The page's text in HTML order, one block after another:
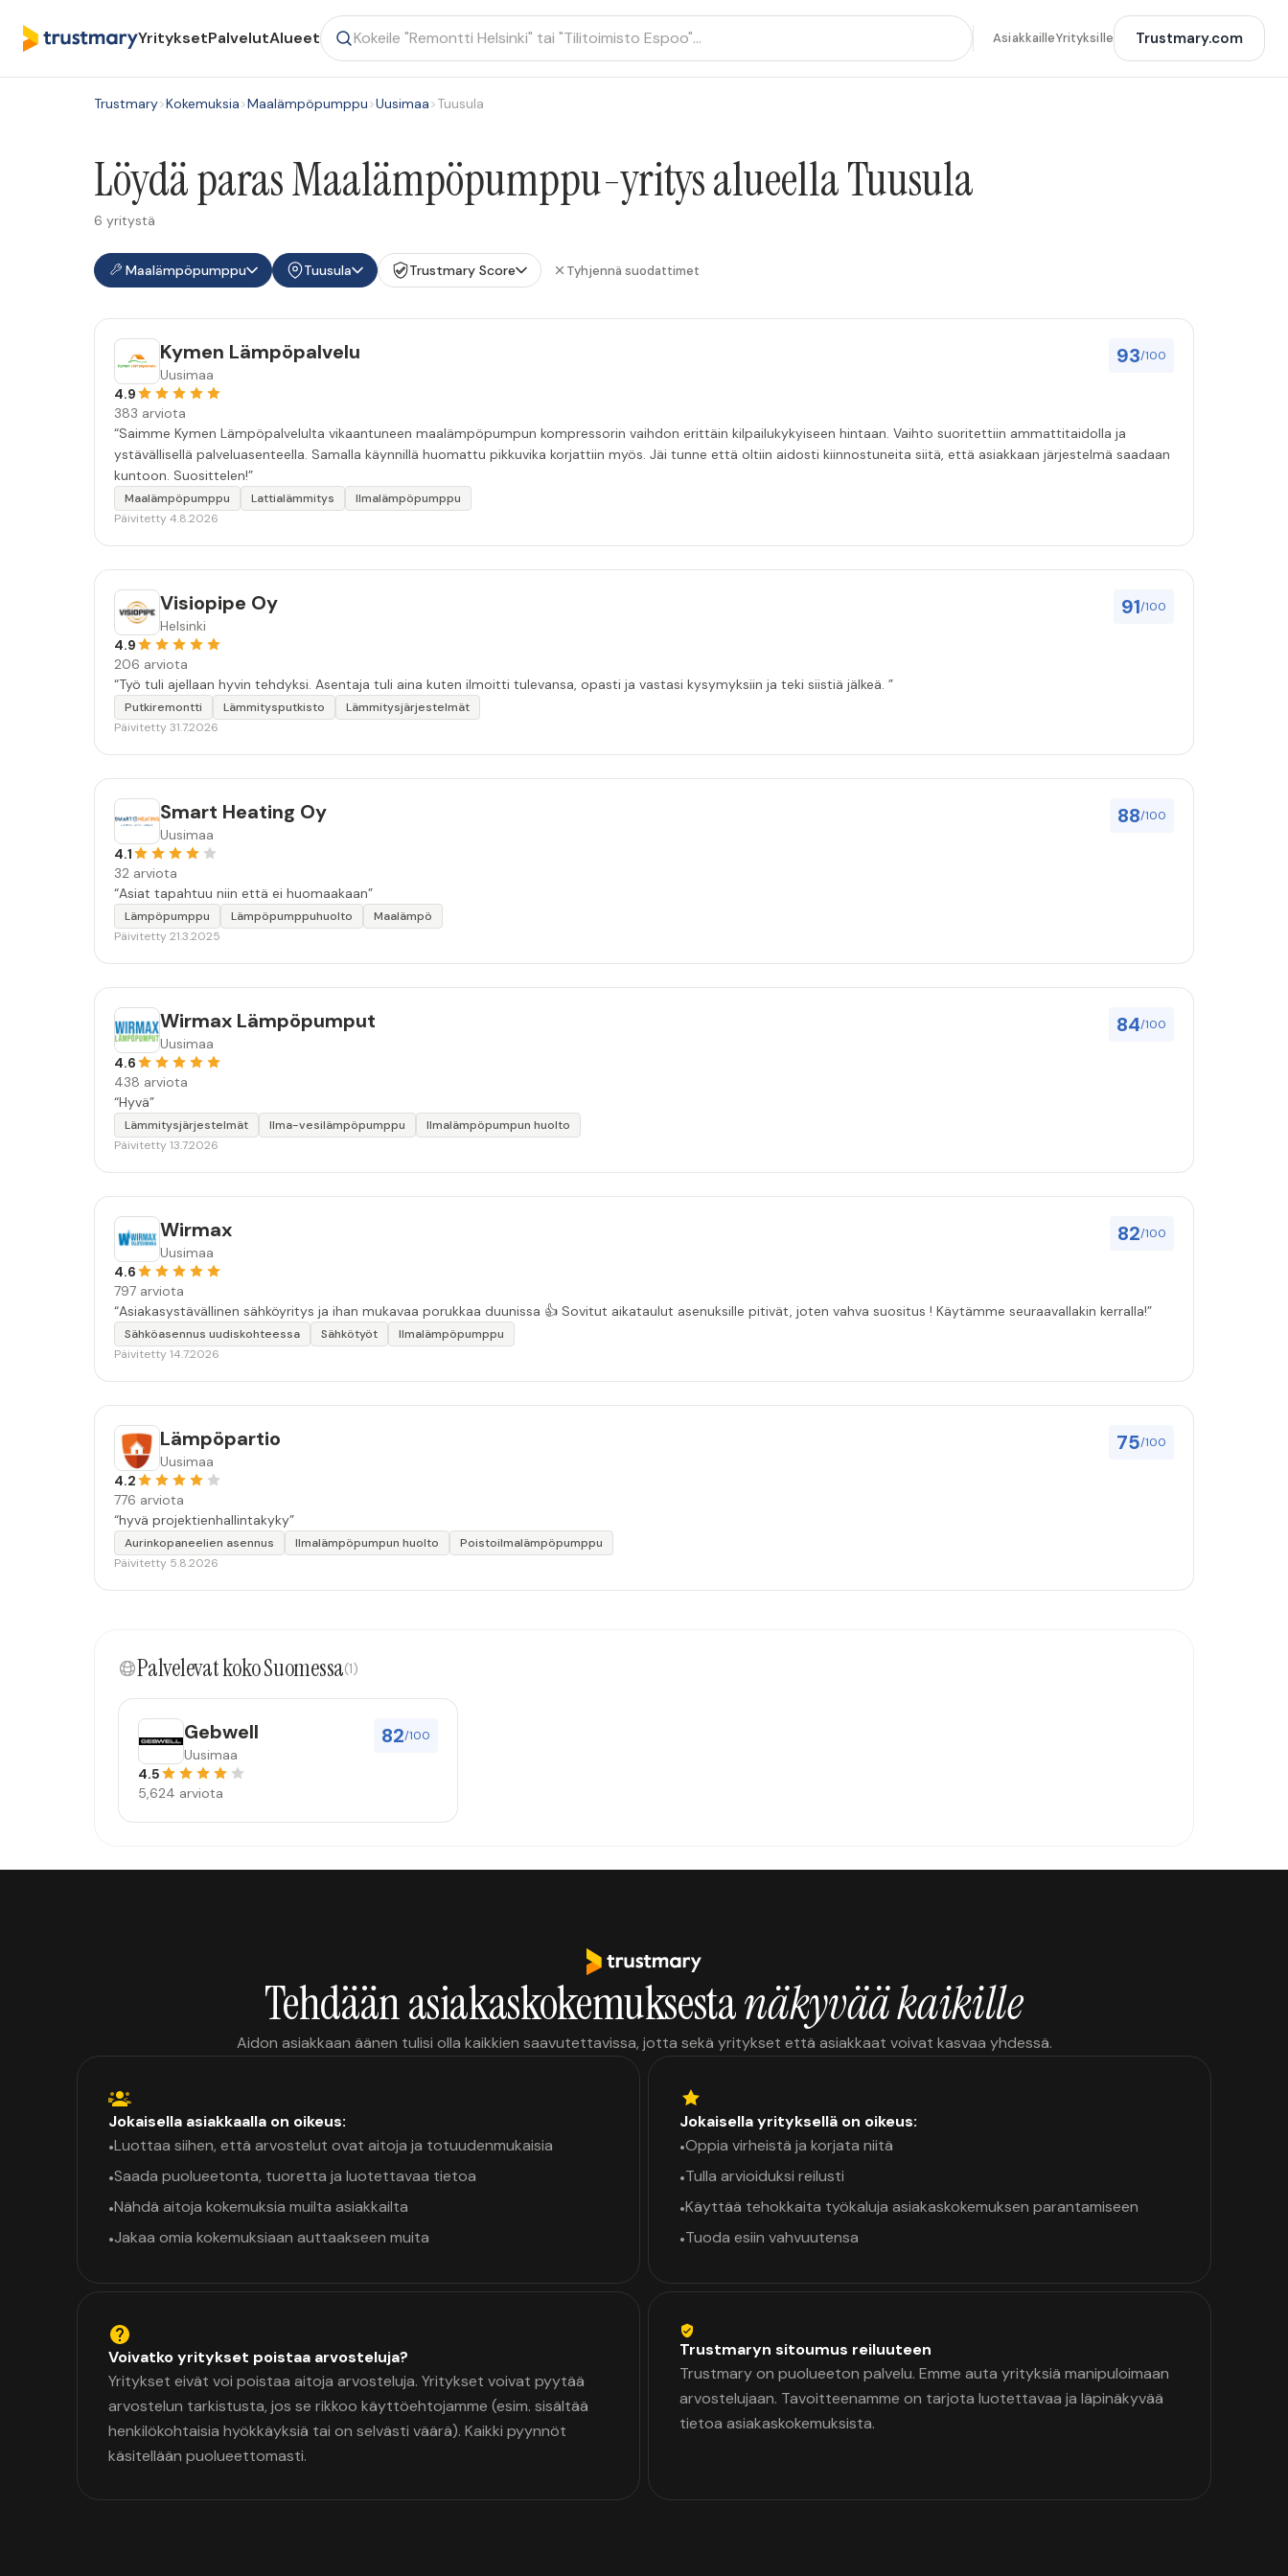
YrityksetPalvelutAlueet AsiakkailleYrityksille Trustmary.com
Trustmary>Kokemuksia>Maalämpöpumppu>Uusimaa>Tuusula
Löydä paras Maalämpöpumppu-yritys alueella Tuusula
6 yritystä
Maalämpöpumppu Tuusula Trustmary Score Tyhjennä suodattimet
93/100
Kymen Lämpöpalvelu
Uusimaa
4.9
383 arviota
“Saimme Kymen Lämpöpalvelulta vikaantuneen maalämpöpumpun kompressorin vaihdon erittäin kilpailukykyiseen hintaan. Vaihto suoritettiin ammattitaidolla ja
ystävällisellä palveluasenteella. Samalla käynnillä huomattu pikkuvika korjattiin myös. Jäi tunne että oltiin aidosti kiinnostuneita siitä, että asiakkaan järjestelmä saadaan
kuntoon. Suosittelen!”
Maalämpöpumppu Lattialämmitys
Ilmalämpöpumppu
Päivitetty 4.8.2026
91/100
Visiopipe Oy
Helsinki
4.9
206 arviota
“Työ tuli ajellaan hyvin tehdyksi. Asentaja tuli aina kuten ilmoitti tulevansa, opasti ja vastasi kysymyksiin ja teki siistiä jälkeä. ”
Putkiremontti Lämmitysputkisto
Lämmitysjärjestelmät
Päivitetty 31.7.2026
88/100
Smart Heating Oy
Uusimaa
4.1
32 arviota
“Asiat tapahtuu niin että ei huomaakaan”
Lämpöpumppu Lämpöpumppuhuolto
Maalämpö
Päivitetty 21.3.2025
84/100
Wirmax Lämpöpumput
Uusimaa
4.6
438 arviota
“Hyvä”
Lämmitysjärjestelmät Ilma-vesilämpöpumppu
Ilmalämpöpumpun huolto
Päivitetty 13.7.2026
82/100
Wirmax
Uusimaa
4.6
797 arviota
“Asiakasystävällinen sähköyritys ja ihan mukavaa porukkaa duunissa 👍 Sovitut aikataulut asenuksille pitivät, joten vahva suositus ! Käytämme seuraavallakin kerralla!”
Sähköasennus uudiskohteessa Sähkötyöt
Ilmalämpöpumppu
Päivitetty 14.7.2026
75/100
Lämpöpartio
Uusimaa
4.2
776 arviota
“hyvä projektienhallintakyky”
Aurinkopaneelien asennus Ilmalämpöpumpun huolto
Poistoilmalämpöpumppu
Päivitetty 5.8.2026
Palvelevat koko Suomessa(1)
82/100
Gebwell
Uusimaa
4.5
5,624 arviota
Tehdään asiakaskokemuksestanäkyvää kaikille
Aidon asiakkaan äänen tulisi olla kaikkien saavutettavissa, jotta sekä yritykset että asiakkaat voivat kasvaa yhdessä.
Jokaisella asiakkaalla on oikeus:
•Luottaa siihen, että arvostelut ovat aitoja ja totuudenmukaisia
•Saada puolueetonta, tuoretta ja luotettavaa tietoa
•Nähdä aitoja kokemuksia muilta asiakkailta
•Jakaa omia kokemuksiaan auttaakseen muita
Jokaisella yrityksellä on oikeus:
•Oppia virheistä ja korjata niitä
•Tulla arvioiduksi reilusti
•Käyttää tehokkaita työkaluja asiakaskokemuksen parantamiseen
•Tuoda esiin vahvuutensa
Voivatko yritykset poistaa arvosteluja?
Yritykset eivät voi poistaa aitoja arvosteluja. Yritykset voivat pyytää
arvostelun tarkistusta, jos se rikkoo käyttöehtojamme (esim. sisältää
henkilökohtaisia hyökkäyksiä tai on selvästi väärä). Kaikki pyynnöt
käsitellään puolueettomasti.
Trustmaryn sitoumus reiluuteen
Trustmary on puolueeton palvelu. Emme auta yrityksiä manipuloimaan
arvostelujaan. Tavoitteenamme on tarjota luotettavaa ja läpinäkyvää
tietoa asiakaskokemuksista.